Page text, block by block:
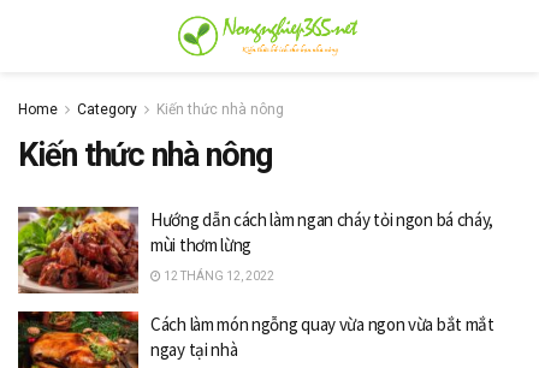
Home Category Kiến thức nhà nông
Kiến thức nhà nông
Hướng dẫn cách làm ngan cháy tỏi ngon bá cháy,
mùi thơm lừng
12 THÁNG 12, 2022
Cách làm món ngỗng quay vừa ngon vừa bắt mắt
ngay tại nhà